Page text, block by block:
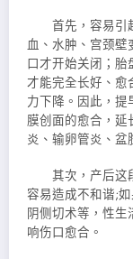
首先，容易引起
血、水肿、宫颈壁
口才开始关闭；胎
才能完全长好、愈
力下降。因此，提
膜创面的愈合，延
炎、输卵管炎、盆
其次，产后这段
容易造成不和谐;
阴侧切术等，性生
响伤口愈合。